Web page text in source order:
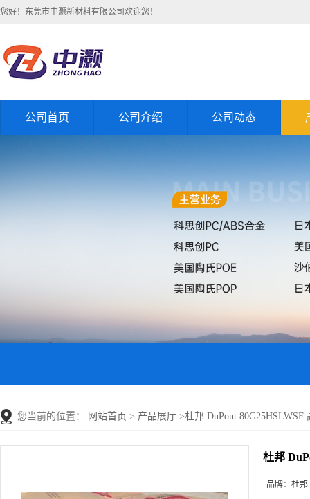
您好！东莞市中灏新材料有限公司欢迎您！
公司首页 公司介绍 公司动态
您当前的位置： 网站首页 > 产品展厅 >杜邦 DuPont
杜邦
品牌： 杜邦